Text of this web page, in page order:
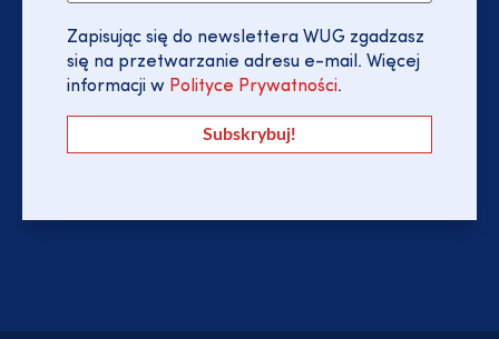
Zapisując się do newslettera WUG zgadzasz
się na przetwarzanie adresu e-mail. Więcej
informacji w Polityce Prywatności.